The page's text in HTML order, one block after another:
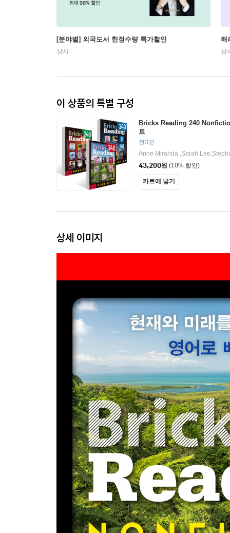
[분야별] 외국도서 한정수량 특가할인
상시
해
상
이 상품의 특별 구성
Bricks Reading 240
트
전3권
43,200원 (10% 할인)
카트에 넣기
상세 이미지